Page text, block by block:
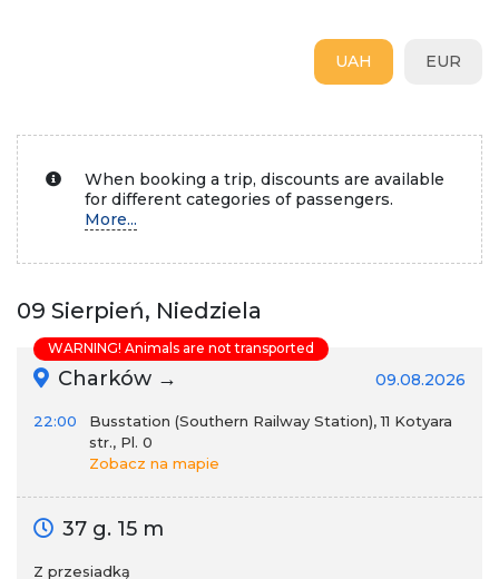
EUR
UAH
When booking a trip, discounts are available
for different categories of passengers.
More...
09 Sierpień, Niedziela
Charków → 09.08.2026
22:00
Busstation (Southern Railway Station), 11 Kotyara
str., Pl. 0
Zobacz na mapie
37 g. 15 m
Z przesiadką
WARNING! Animals are not transported